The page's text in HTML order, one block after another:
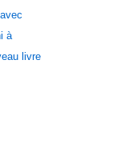
à
livre